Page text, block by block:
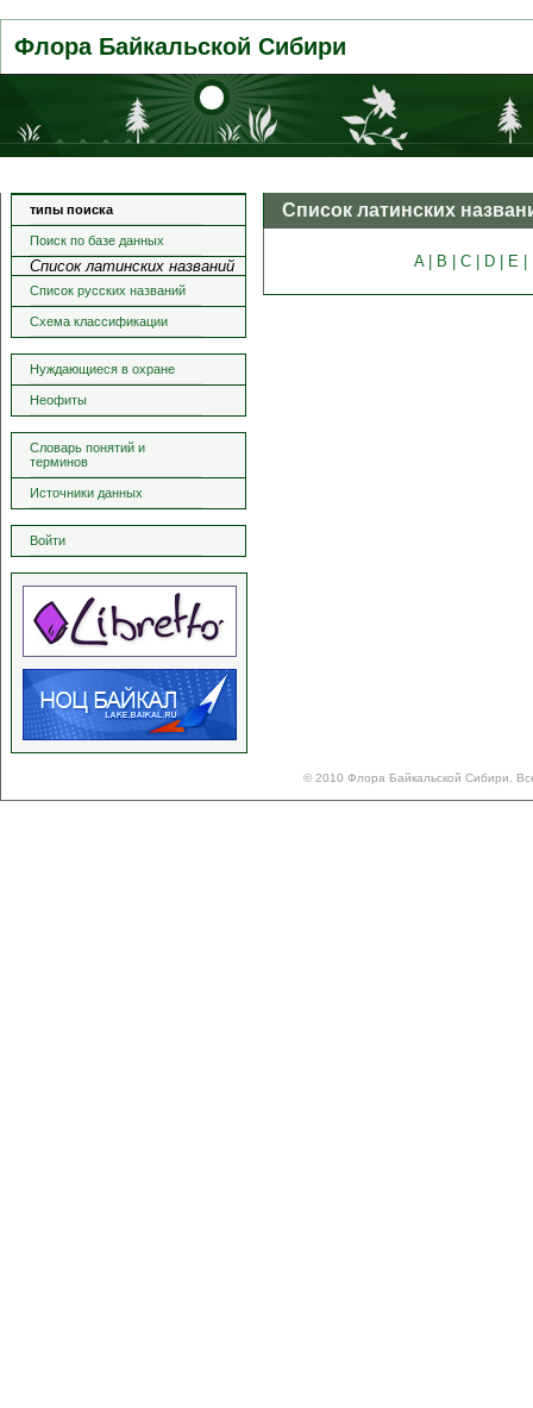
Флора Байкальской Сибири
типы поиска
Поиск по базе данных
Список латинских названий
Список русских названий
Схема классификации
Нуждающиеся в охране
Неофиты
Словарь понятий и
терминов
Источники данных
Войти
Список латинских
A | B | C | D | E |
© 2010 Флора Байкальской Сибири.